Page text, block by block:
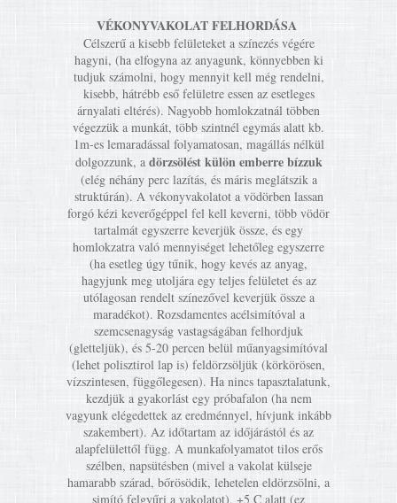
VÉKONYVAKOLAT FELHORDÁSA
Célszerű a kisebb felületeket a színezés végére
hagyni, (ha elfogyna az anyagunk, könnyebben ki
tudjuk számolni, hogy mennyit kell még rendelni,
kisebb, hátrébb eső felületre essen az esetleges
árnyalati eltérés). Nagyobb homlokzatnál többen
végezzük a munkát, több szintnél egymás alatt kb.
1m-es lemaradással folyamatosan, magállás nélkül
dolgozzunk, a dörzsölést külön emberre bízzuk
(elég néhány perc lazítás, és máris meglátszik a
struktúrán). A vékonyvakolatot a vödörben lassan
forgó kézi keverőgéppel fel kell keverni, több vödör
tartalmát egyszerre keverjük össze, és egy
homlokzatra való mennyiséget lehetőleg egyszerre
(ha esetleg úgy tűnik, hogy kevés az anyag,
hagyjunk meg utoljára egy teljes felületet és az
utólagosan rendelt színezővel keverjük össze a
maradékot). Rozsdamentes acélsimítóval a
szemcsenagyság vastagságában felhordjuk
(gletteljük), és 5-20 percen belül műanyagsimítóval
(lehet polisztirol lap is) feldörzsöljük (körkörösen,
vízszintesen, függőlegesen). Ha nincs tapasztalatunk,
kezdjük a gyakorlást egy próbafalon (ha nem
vagyunk elégedettek az eredménnyel, hívjunk inkább
szakembert). Az időtartam az időjárástól és az
alapfelülettől függ. A munkafolyamatot tilos erős
szélben, napsütésben (mivel a vakolat külseje
hamarabb szárad, bőrösödik, lehetelen eldörzsölni, a
simító felgyűri a vakolatot), +5 C alatt (ez